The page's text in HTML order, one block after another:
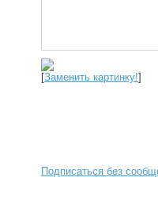
[Заменить картинку!]
Подписаться без